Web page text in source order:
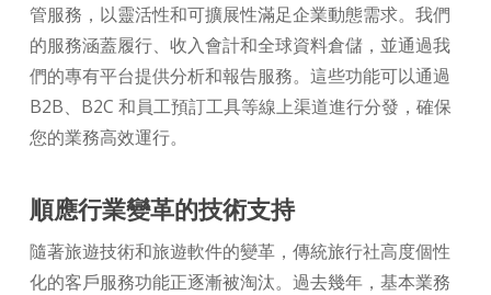
管服務，以靈活性和可擴展性滿足企業動態需求。我們
的服務涵蓋履行、收入會計和全球資料倉儲，並通過我
們的專有平台提供分析和報告服務。這些功能可以通過
B2B、B2C 和員工預訂工具等線上渠道進行分發，確保
您的業務高效運行。
順應行業變革的技術支持
隨著旅遊技術和旅遊軟件的變革，傳統旅行社高度個性
化的客戶服務功能正逐漸被淘汰。過去幾年，基本業務